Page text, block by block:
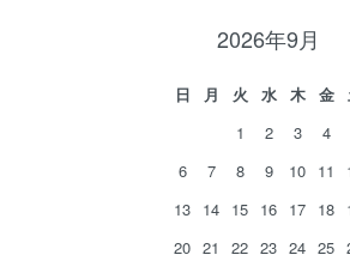
2026年9月
日 月 火 水 木 金
1
2 3 4
6
7 8 9 10 11
13 14 15 16 17 18
20 21 22 23 24 25